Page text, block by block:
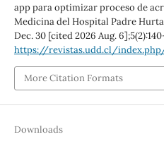
app para optimizar proceso de
Medicina del Hospital Padre
Dec. 30 [cited 2026 Aug.
https://revistas.udd.cl/
More Citation Formats
Downloads